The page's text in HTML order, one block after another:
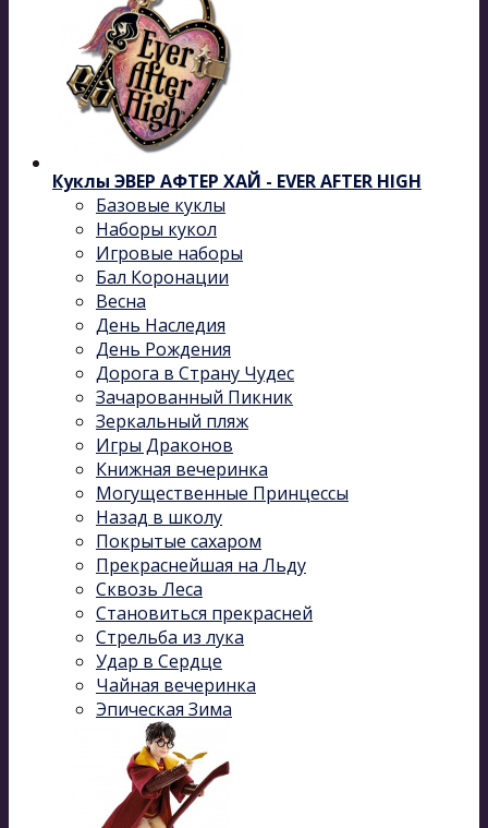
Куклы ЭВЕР АФТЕР ХАЙ - EVER AFTER HIGH
Базовые куклы
Наборы кукол
Игровые наборы
Бал Коронации
Весна
День Наследия
День Рождения
Дорога в Страну Чудес
Зачарованный Пикник
Зеркальный пляж
Игры Драконов
Книжная вечеринка
Могущественные Принцессы
Назад в школу
Покрытые сахаром
Прекраснейшая на Льду
Сквозь Леса
Становиться прекрасней
Стрельба из лука
Удар в Сердце
Чайная вечеринка
Эпическая Зима